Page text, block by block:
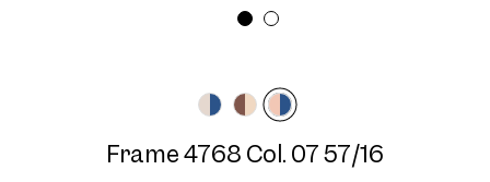
Frame 4768 Col. 07 57/16
Frame 4768 Col. 07 57/16